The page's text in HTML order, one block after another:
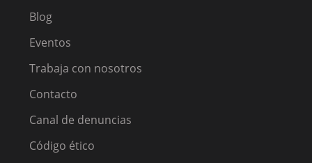
Blog
Eventos
Trabaja con nosotros
Contacto
Canal de denuncias
Código ético